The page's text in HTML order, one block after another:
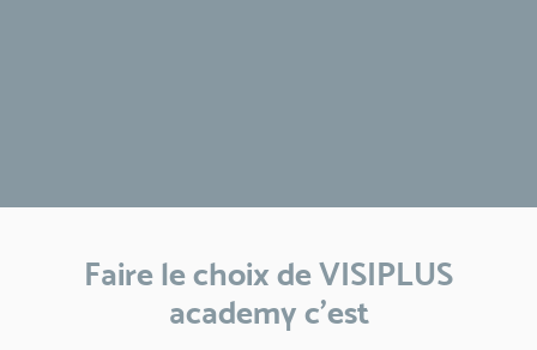
Faire le choix de VISIPLUS
academy c’est